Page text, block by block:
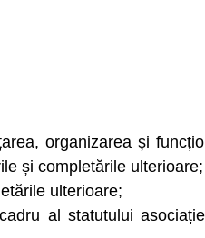
organizarea și
și completările ulterioare;
ulterioare;
al statutului